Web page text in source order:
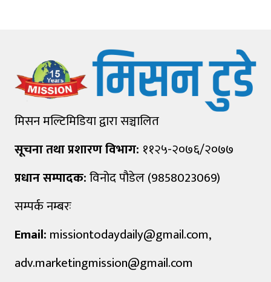
मिसन मल्टिमिडिया द्वारा सञ्चालित
सूचना तथा प्रशारण विभाग: ११२५-२०७६/२०७७
प्रधान सम्पादक:विनोद पौडेल (9858023069)
सम्पर्क नम्बरः
Email: missiontodaydaily@gmail.com,
adv.marketingmission@gmail.com